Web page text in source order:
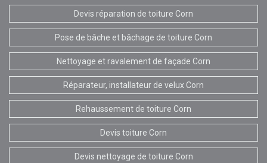
Devis réparation de toiture Corn
Pose de bâche et bâchage de toiture Corn
Nettoyage et ravalement de façade Corn
Réparateur, installateur de velux Corn
Rehaussement de toiture Corn
Devis toiture Corn
Devis nettoyage de toiture Corn